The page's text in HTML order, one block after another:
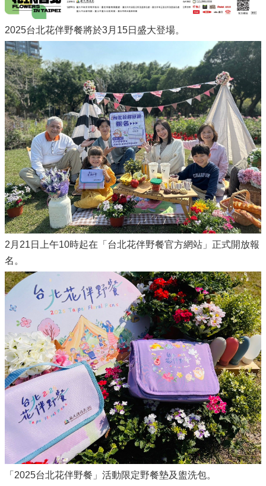
2025台北花伴野餐將於3月15日盛大登場。
2月21日上午10時起在「台北花伴野餐官方網站」正式開放報
名。
「2025台北花伴野餐」活動限定野餐墊及盥洗包。